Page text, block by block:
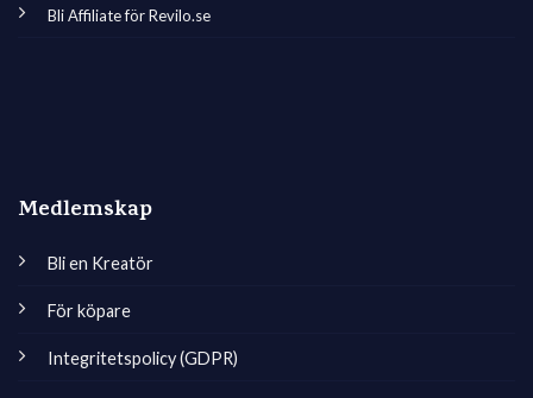
Bli Affiliate för Revilo.se
Medlemskap
Bli en Kreatör
För köpare
Integritetspolicy (GDPR)